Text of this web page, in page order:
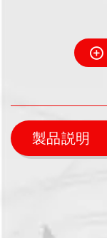
製品説明